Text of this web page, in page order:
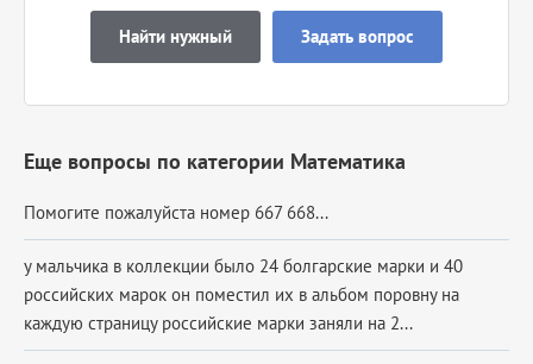
Найти нужный Задать вопрос
Еще вопросы по категории Математика
Помогите пожалуйста номер 667 668​...
у мальчика в коллекции было 24 болгарские марки и 40
российских марок он поместил их в альбом поровну на
каждую страницу российские марки заняли на 2...